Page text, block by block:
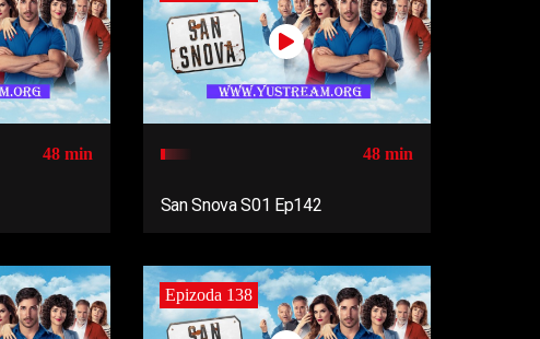
48 min 48 min
San Snova S01 Ep142
Epizoda 138